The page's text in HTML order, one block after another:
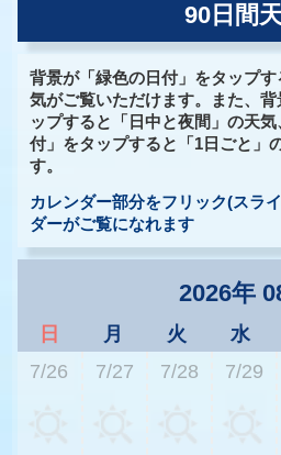
90日間
背景が「緑色の日付」をタップ
気がご覧いただけます。また、
ップすると「日中と夜間」の天
付」をタップすると「1日ごと」
す。
カレンダー部分をフリック(スラ
ダーがご覧になれます
2026年
日 月 火 水
7/26
7/27 7/28 7/29